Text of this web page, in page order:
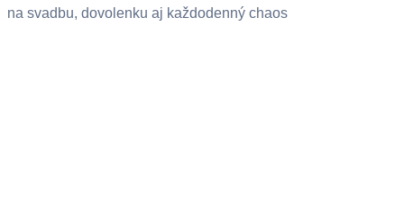
na svadbu, dovolenku aj každodenný chaos